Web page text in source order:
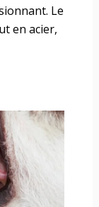
Le
en acier,